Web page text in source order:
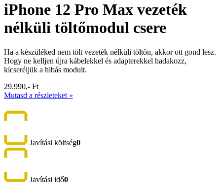
iPhone 12 Pro Max vezeték
nélküli töltőmodul csere
Ha a készüléked nem tölt vezeték nélküli töltőn, akkor ott gond lesz.
Hogy ne kelljen újra kábelekkel és adapterekkel hadakozz,
kicseréljük a hibás modult.
29.990,- Ft
Mutasd a részleteket »
Javítási költség0
Javítási idő0